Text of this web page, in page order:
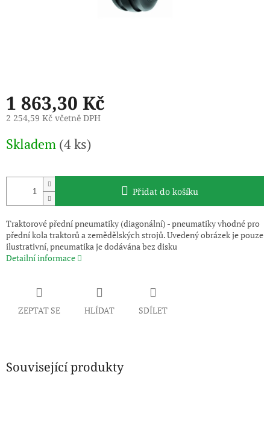
1 863,30 Kč
2 254,59 Kč včetně DPH
cena:
Skladem (4 ks)
Přidat do košíku
Traktorové přední pneumatiky (diagonální) - pneumatiky vhodné pro
přední kola traktorů a zemědělských strojů. Uvedený obrázek je pouze
ilustrativní, pneumatika je dodávána bez disku
Detailní informace
ZEPTAT SE HLÍDAT SDÍLET
Související produkty